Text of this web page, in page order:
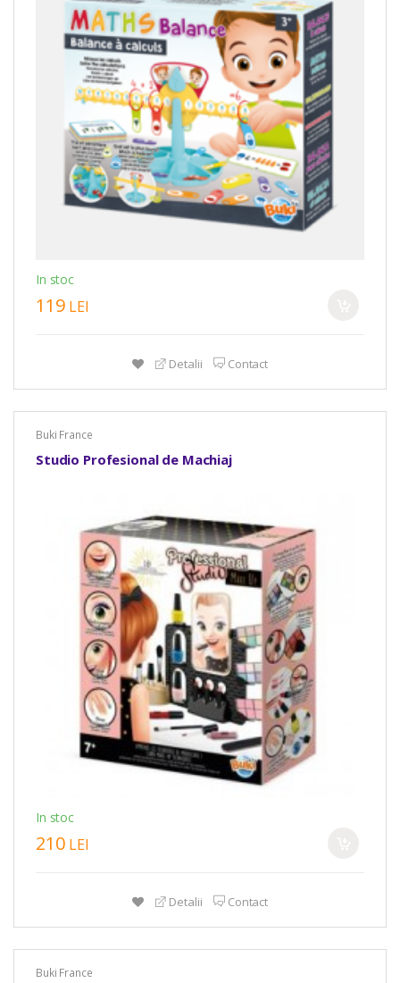
In stoc
119 LEI
Detalii Contact
Buki France
Studio Profesional de Machiaj
In stoc
210 LEI
Detalii Contact
Buki France